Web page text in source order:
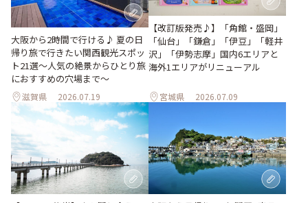
大阪から2時間で行ける♪ 夏の日
帰り旅で行きたい関西観光スポッ
ト21選～人気の絶景からひとり旅
におすすめの穴場まで～
滋賀県 2026.07.19
【改訂版発売♪】「角館・盛岡」
「仙台」「鎌倉」「伊豆」「軽井
沢」「伊勢志摩」国内6エリアと
海外1エリアがリニューアル
宮城県 2026.07.09